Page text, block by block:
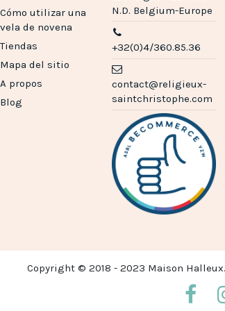
Cómo utilizar una
vela de novena
Tiendas
Mapa del sitio
A propos
Blog
N.D. Belgium-Europe
+32(0)4/360.85.36
contact@religieux-
saintchristophe.com
Copyright © 2018 - 2023 Maison